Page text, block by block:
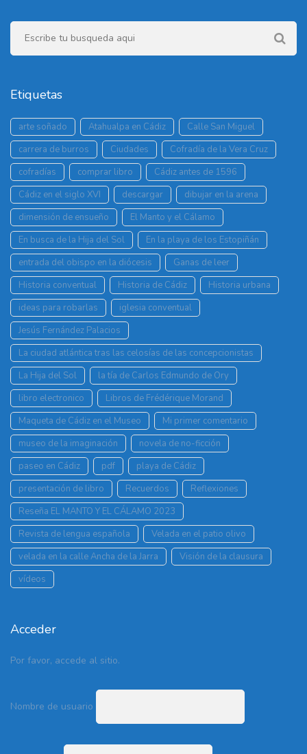
Etiquetas
arte soñado Atahualpa en Cádiz
Calle San Miguel
carrera de burros
Ciudades
Cofradía de la Vera Cruz
cofradías
comprar libro
Cádiz antes de 1596
Cádiz en el siglo XVI
descargar
dibujar en la arena
dimensión de ensueño
El Manto y el Cálamo
En busca de la Hija del Sol
En la playa de los Estopiñán
entrada del obispo en la diócesis
Ganas de leer
Historia conventual
Historia de Cádiz
Historia urbana
ideas para robarlas
iglesia conventual
Jesús Fernández Palacios
La ciudad atlántica tras las celosías de las concepcionistas
La Hija del Sol
la tía de Carlos Edmundo de Ory
libro electronico
Libros de Frédérique Morand
Maqueta de Cádiz en el Museo
Mi primer comentario
museo de la imaginación
novela de no-ficción
paseo en Cádiz
pdf
playa de Cádiz
presentación de libro
Recuerdos
Reflexiones
Reseña EL MANTO Y EL CÁLAMO 2023
Revista de lengua española
Velada en el patio olivo
velada en la calle Ancha de la Jarra
Visión de la clausura
vídeos
Acceder
Por favor, accede al sitio.
Nombre de usuario